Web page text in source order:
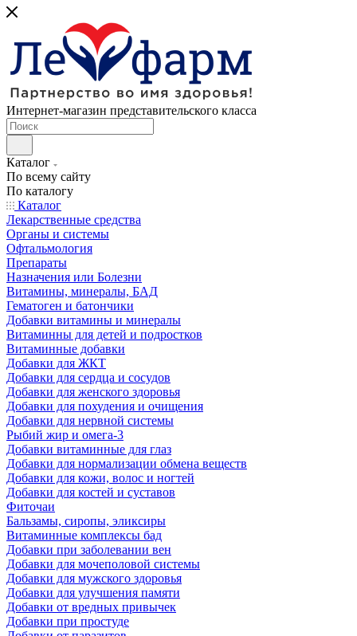
Интернет-магазин представительского класса
Каталог
По всему сайту
По каталогу
Каталог
Лекарственные средства
Органы и системы
Офтальмология
Препараты
Назначения или Болезни
Витамины, минералы, БАД
Гематоген и батончики
Добавки витамины и минералы
Витаминны для детей и подростков
Витаминные добавки
Добавки для ЖКТ
Добавки для сердца и сосудов
Добавки для женского здоровья
Добавки для похудения и очищения
Добавки для нервной системы
Рыбий жир и омега-3
Добавки витаминные для глаз
Добавки для нормализации обмена веществ
Добавки для кожи, волос и ногтей
Добавки для костей и суставов
Фиточаи
Бальзамы, сиропы, эликсиры
Витаминные комплексы бад
Добавки при заболевании вен
Добавки для мочеполовой системы
Добавки для мужского здоровья
Добавки для улучшения памяти
Добавки от вредных привычек
Добавки при простуде